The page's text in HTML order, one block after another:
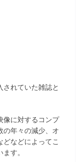
れていた雑誌と
像に対するコンプ
の年々の減少、オ
などによってこ
す。